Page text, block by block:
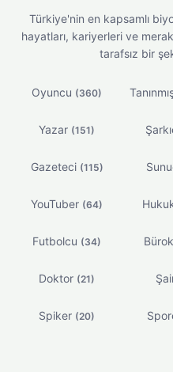
Türkiye'nin en kapsamlı
hayatları, kariyerleri ve
tarafsız bir
Oyuncu (360)
Yazar (151)
Gazeteci (115)
YouTuber (64)
Futbolcu (34)
Doktor (21)
Spiker (20)